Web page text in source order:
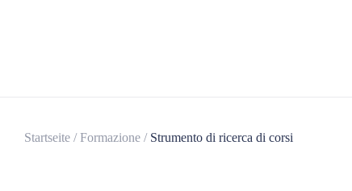
Startseite / Formazione / Strumento di ricerca di corsi